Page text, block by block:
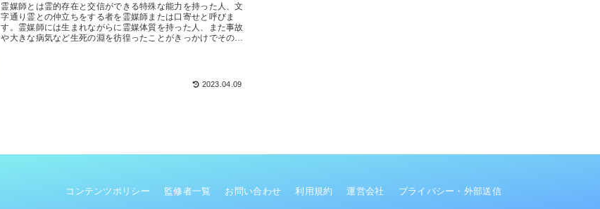
霊媒師とは霊的存在と交信ができる特殊な能力を持った人、文
字通り霊との仲立ちをする者を霊媒師または口寄せと呼びま
す。霊媒師には生まれながらに霊媒体質を持った人、また事故
や大きな病気など生死の淵を彷徨ったことがきっかけでその能
2023.04.09
コンテンツポリシー 監修者一覧 お問い合わせ 利用規約 運営会社 プライバシー・外部送信